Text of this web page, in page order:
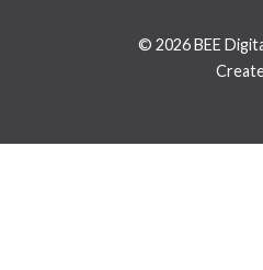
© 2026 BEE